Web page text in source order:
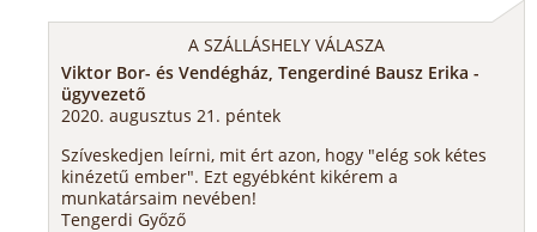
A SZÁLLÁSHELY VÁLASZA
Viktor Bor- és Vendégház, Tengerdiné Bausz Erika -
ügyvezető
2020. augusztus 21. péntek
Szíveskedjen leírni, mit ért azon, hogy "elég sok kétes
kinézetű ember". Ezt egyébként kikérem a
munkatársaim nevében!
Tengerdi Győző